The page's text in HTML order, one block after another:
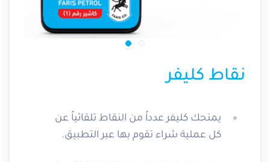
نقاط كليفر
يمنحك كليفر عدداً من النقاط تلقائياً عن
كل عملية شراء تقوم بها عبر التطبيق.